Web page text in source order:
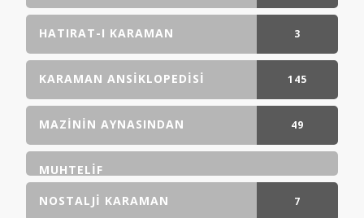
GÖNDERI(LER)
HATIRAT-I KARAMAN 3
GÖNDERI(LER)
KARAMAN ANSIKLOPEDISI 145
GÖNDERI(LER)
MAZININ AYNASINDAN 49
MUHTELIF
NOSTALJI KARAMAN
7